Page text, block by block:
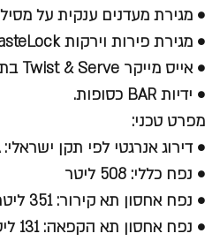
• מגירת מעדנים ענקית על
• מגירת פירות וירקות TasteLock על מגירות טלסקופיות.
• אייס מייקר Twist & Serve בתא ההקפאה.
• ידיות BAR כסופות.
מפרט טכני:
• דירוג אנרגטי לפי תקן ישראלי: A
• נפח כללי: 508 ליטר
• נפח אחסון תא קירור: 351 ליטר
• נפח אחסון תא הקפאה: 131 ליטר